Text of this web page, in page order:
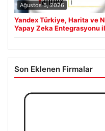
Ağustos 5, 2026
Yandex Türkiye, Harita ve
Yapay Zeka Entegrasyonu
Son Eklenen Firmalar